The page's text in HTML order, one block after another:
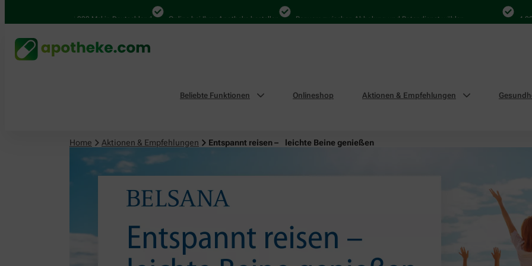
4.000 Mal in Deutschland Online bei Ihrer Apotheke bestellen Bequem zwischen Abholung und Botendienst wählen 4.000 Mal
Beliebte Funktionen Onlineshop Aktionen & Empfehlungen
Home Aktionen & Empfehlungen Entspannt reisen – leichte Beine genießen